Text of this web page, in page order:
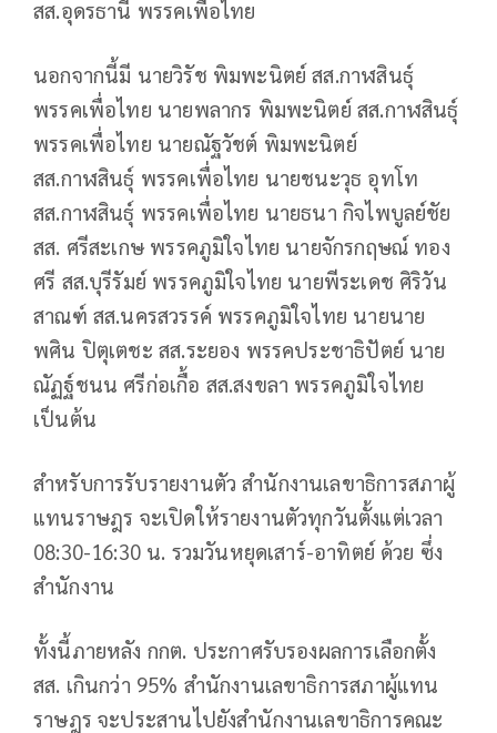
สส.อุดรธานี พรรคเพื่อไทย
นอกจากนี้มี นายวิรัช พิมพะนิตย์ สส.กาฬสินธุ์
พรรคเพื่อไทย นายพลากร พิมพะนิตย์ สส.กาฬสินธ์ุ
พรรคเพื่อไทย นายณัฐวัชต์ พิมพะนิตย์
สส.กาฬสินธุ์ พรรคเพื่อไทย นายชนะวุธ อุทโท
สส.กาฬสินธุ์ พรรคเพื่อไทย นายธนา กิจไพบูลย์ชัย
สส. ศรีสะเกษ พรรคภูมิใจไทย นายจักรกฤษณ์ ทอง
ศรี สส.บุรีรัมย์ พรรคภูมิใจไทย นายพีระเดช ศิริวัน
สาณฑ์ สส.นครสวรรค์ พรรคภูมิใจไทย นายนาย
พศิน ปิตุเตชะ สส.ระยอง พรรคประชาธิปัตย์ นาย
ณัฏฐ์ชนน ศรีก่อเกื้อ สส.สงขลา พรรคภูมิใจไทย
เป็นต้น
สำหรับการรับรายงานตัว สำนักงานเลขาธิการสภาผู้
แทนราษฎร จะเปิดให้รายงานตัวทุกวันตั้งแต่เวลา
08:30-16:30 น. รวมวันหยุดเสาร์-อาทิตย์ ด้วย ซึ่ง
สำนักงาน
ทั้งนี้ภายหลัง กกต. ประกาศรับรองผลการเลือกตั้ง
สส. เกินกว่า 95% สำนักงานเลขาธิการสภาผู้แทน
ราษฎร จะประสานไปยังสำนักงานเลขาธิการคณะ